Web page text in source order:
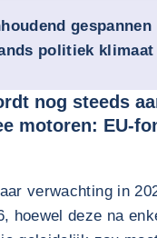
gespannen
politiek klimaat
nog steeds
motoren: EU-
verwachting in
hoewel deze na